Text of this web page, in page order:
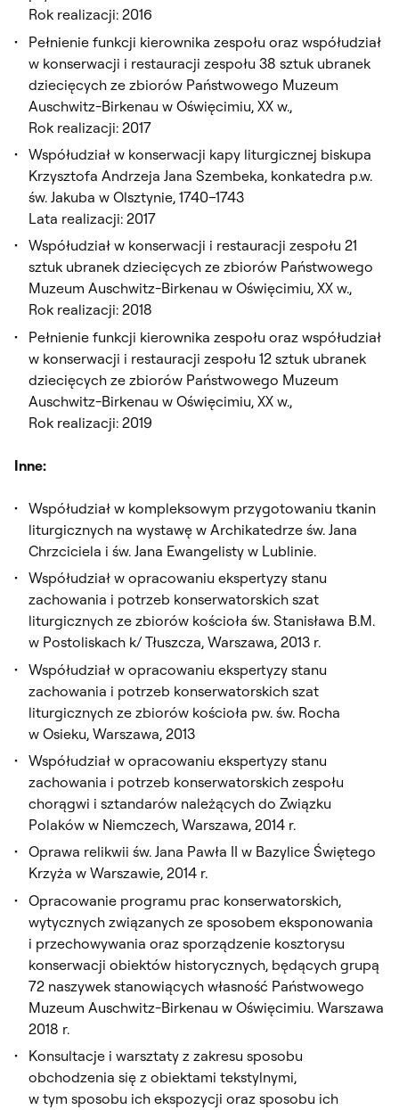
Rok realizacji: 2016
Pełnienie funkcji kierownika zespołu oraz współudział
w konserwacji i restauracji zespołu 38 sztuk ubranek
dziecięcych ze zbiorów Państwowego Muzeum
Auschwitz-Birkenau w Oświęcimiu, XX w.,
Rok realizacji: 2017
Współudział w konserwacji kapy liturgicznej biskupa
Krzysztofa Andrzeja Jana Szembeka, konkatedra p.w.
św. Jakuba w Olsztynie, 1740–1743
Lata realizacji: 2017
Współudział w konserwacji i restauracji zespołu 21
sztuk ubranek dziecięcych ze zbiorów Państwowego
Muzeum Auschwitz-Birkenau w Oświęcimiu, XX w.,
Rok realizacji: 2018
Pełnienie funkcji kierownika zespołu oraz współudział
w konserwacji i restauracji zespołu 12 sztuk ubranek
dziecięcych ze zbiorów Państwowego Muzeum
Auschwitz-Birkenau w Oświęcimiu, XX w.,
Rok realizacji: 2019
Inne:
Współudział w kompleksowym przygotowaniu tkanin
liturgicznych na wystawę w Archikatedrze św. Jana
Chrzciciela i św. Jana Ewangelisty w Lublinie.
Współudział w opracowaniu ekspertyzy stanu
zachowania i potrzeb konserwatorskich szat
liturgicznych ze zbiorów kościoła św. Stanisława B.M.
w Postoliskach k/ Tłuszcza, Warszawa, 2013 r.
Współudział w opracowaniu ekspertyzy stanu
zachowania i potrzeb konserwatorskich szat
liturgicznych ze zbiorów kościoła pw. św. Rocha
w Osieku, Warszawa, 2013
Współudział w opracowaniu ekspertyzy stanu
zachowania i potrzeb konserwatorskich zespołu
chorągwi i sztandarów należących do Związku
Polaków w Niemczech, Warszawa, 2014 r.
Oprawa relikwii św. Jana Pawła II w Bazylice Świętego
Krzyża w Warszawie, 2014 r.
Opracowanie programu prac konserwatorskich,
wytycznych związanych ze sposobem eksponowania
i przechowywania oraz sporządzenie kosztorysu
konserwacji obiektów historycznych, będących grupą
72 naszywek stanowiących własność Państwowego
Muzeum Auschwitz-Birkenau w Oświęcimiu. Warszawa
2018 r.
Konsultacje i warsztaty z zakresu sposobu
obchodzenia się z obiektami tekstylnymi,
w tym sposobu ich ekspozycji oraz sposobu ich